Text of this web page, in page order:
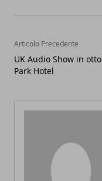
Articolo Precedente
UK Audio Show in
Park Hotel